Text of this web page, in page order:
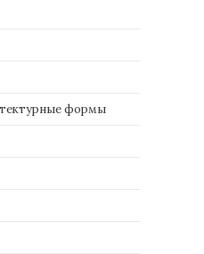
формы